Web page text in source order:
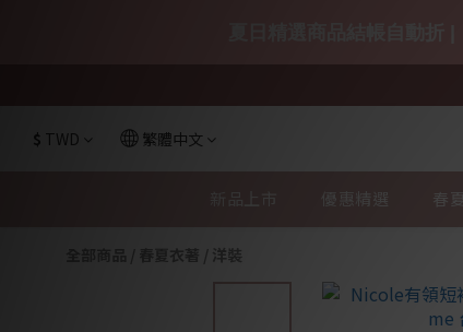
$ TWD 繁體中文
優惠精選 春
春夏衣著 / 洋裝